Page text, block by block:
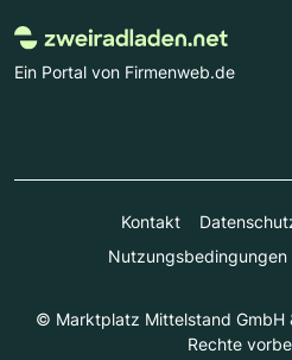
Ein Portal von Firmenweb.de
Kontakt
Nutzungsbedingungen
© Marktplatz Mittelstand GmbH
Rechte